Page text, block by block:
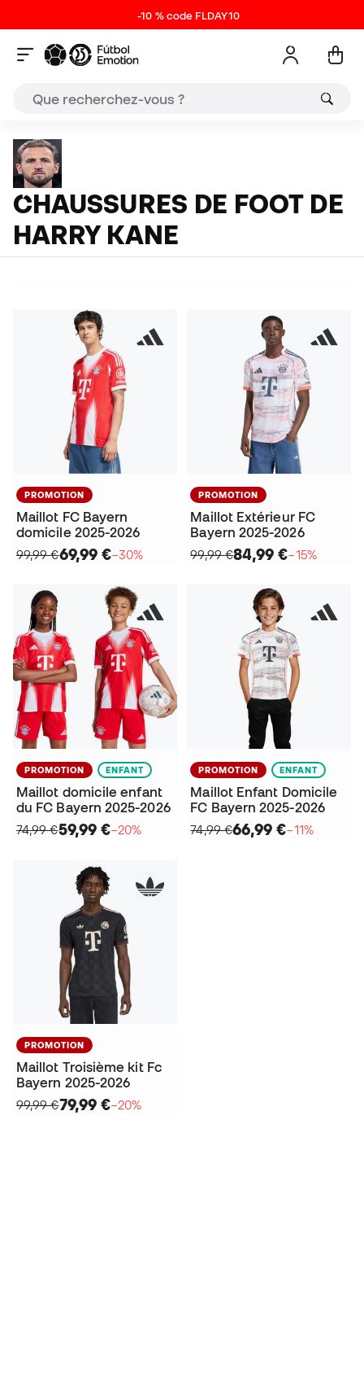
-10 % code FLDAY10
CHAUSSURES DE FOOT DE
HARRY KANE
PROMOTION
Maillot FC Bayern
domicile 2025-2026
99,99 €69,99 €−30%
PROMOTION
Maillot Extérieur FC
Bayern 2025-2026
99,99 €84,99 €−15%
PROMOTION ENFANT
Maillot domicile enfant
du FC Bayern 2025-2026
74,99 €59,99 €−20%
PROMOTION ENFANT
Maillot Enfant Domicile
FC Bayern 2025-2026
74,99 €66,99 €−11%
PROMOTION
Maillot Troisième kit Fc
Bayern 2025-2026
99,99 €79,99 €−20%